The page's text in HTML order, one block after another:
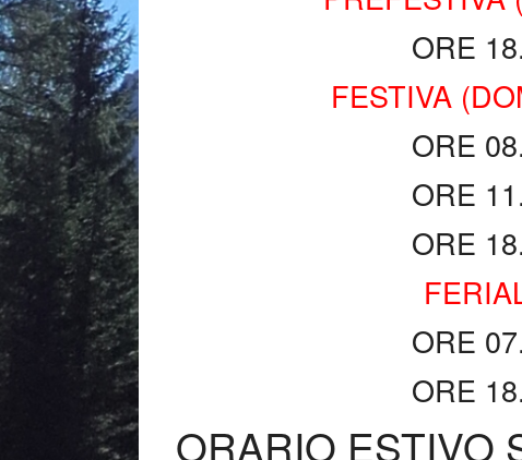
ORE
FESTIVA
ORE
ORE
ORE
ORE
ORE
ORARIO ESTIVO